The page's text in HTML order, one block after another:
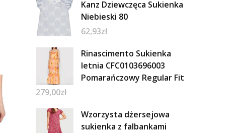
Kanz Dziewczęca Sukienka
Niebieski 80
62,93zł
Rinascimento Sukienka
letnia CFC0103696003
Pomarańczowy Regular Fit
279,00zł
Wzorzysta dżersejowa
sukienka z falbankami